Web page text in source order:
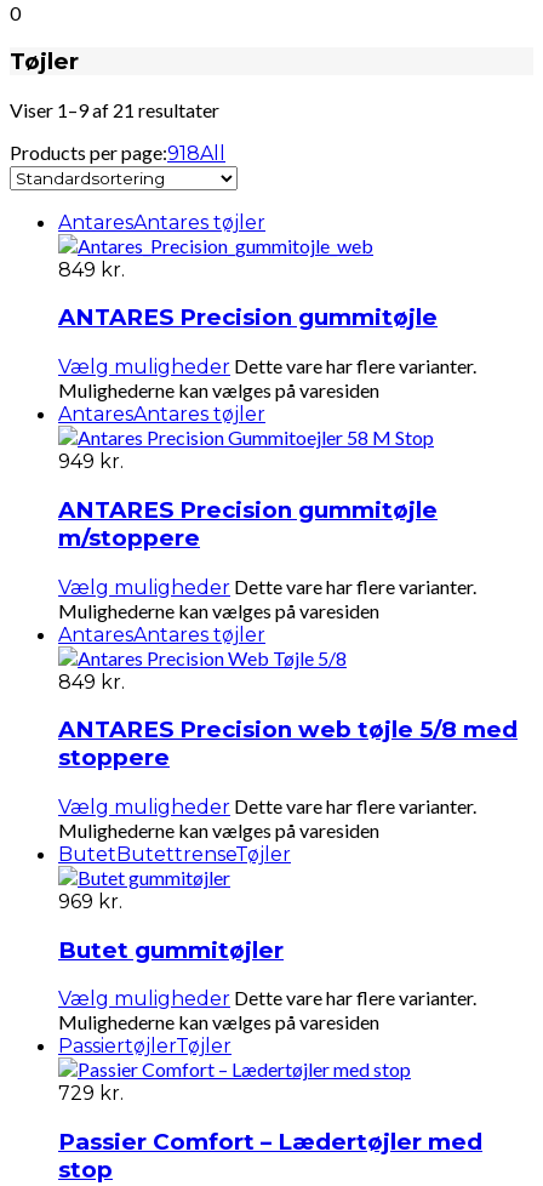
0
Tøjler
Viser 1–9 af 21 resultater
Products per page:918All
AntaresAntares tøjler
849 kr.
ANTARES Precision gummitøjle
Vælg muligheder Dette vare har flere varianter.
Mulighederne kan vælges på varesiden
AntaresAntares tøjler
949 kr.
ANTARES Precision gummitøjle
m/stoppere
Vælg muligheder Dette vare har flere varianter.
Mulighederne kan vælges på varesiden
AntaresAntares tøjler
849 kr.
ANTARES Precision web tøjle 5/8 med
stoppere
Vælg muligheder Dette vare har flere varianter.
Mulighederne kan vælges på varesiden
ButetButettrenseTøjler
969 kr.
Butet gummitøjler
Vælg muligheder Dette vare har flere varianter.
Mulighederne kan vælges på varesiden
PassiertøjlerTøjler
729 kr.
Passier Comfort – Lædertøjler med
stop